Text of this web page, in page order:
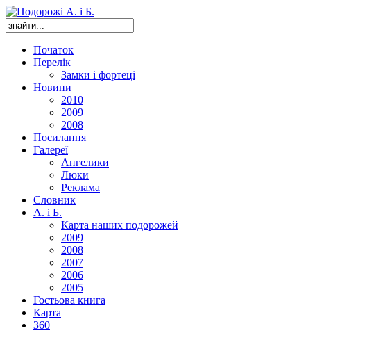
Початок
Перелік
Замки і фортеці
Новини
2010
2009
2008
Посилання
Галереї
Ангелики
Люки
Реклама
Словник
А. і Б.
Карта наших подорожей
2009
2008
2007
2006
2005
Гостьова книга
Карта
360